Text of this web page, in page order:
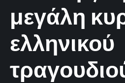
μεγάλη
ελληνικού